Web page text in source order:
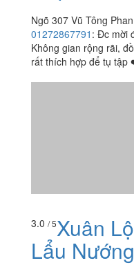
Ngõ 307 Vũ Tông
01272867791 : Đc mời
Không gian rộng rãi,
rất thích hợp để tụ tập
3.0 / 5Xuân
Lẩu Nướng